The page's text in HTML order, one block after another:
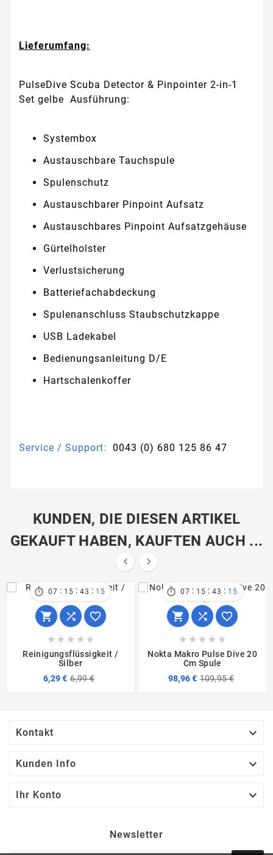
Lieferumfang:
PulseDive Scuba Detector & Pinpointer 2-in-1
Set gelbe Ausführung:
Systembox
Austauschbare Tauchspule
Spulenschutz
Austauschbarer Pinpoint Aufsatz
Austauschbares Pinpoint Aufsatzgehäuse
Gürtelholster
Verlustsicherung
Batteriefachabdeckung
Spulenanschluss Staubschutzkappe
USB Ladekabel
Bedienungsanleitung D/E
Hartschalenkoffer
Service / Support: 0043 (0) 680 125 86 47
KUNDEN, DIE DIESEN ARTIKEL
GEKAUFT HABEN, KAUFTEN AUCH ...
 
 07 : 15 : 43 : 15
  
    
Reinigungsflüssigkeit /
Silber
6,29 € 6,99 €
 07 : 15 : 43 : 15
  
    
Nokta Makro Pulse Dive 20
Cm Spule
98,96 € 109,95 €
Kontakt 
Kunden Info 
Ihr Konto 
Newsletter